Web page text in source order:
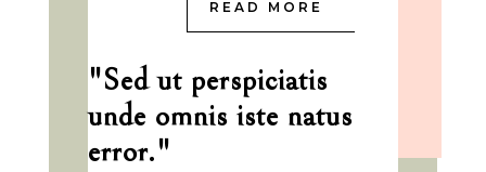
READ MORE
"Sed ut perspiciatis
unde omnis iste natus
error."